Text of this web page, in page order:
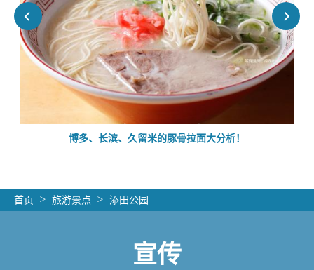
博多、长滨、久留米的豚骨拉面大分析！
首页 旅游景点 添田公园
宣传